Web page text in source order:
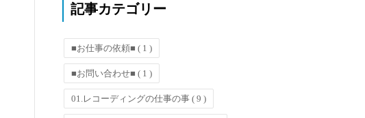
記事カテゴリー
■お仕事の依頼■ ( 1 )
■お問い合わせ■ ( 1 )
01.レコーディングの仕事の事 ( 9 )